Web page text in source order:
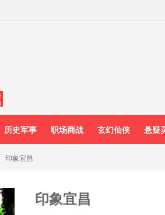
历史军事 职场商战 玄幻仙侠 悬疑
印象宜昌
印象宜昌